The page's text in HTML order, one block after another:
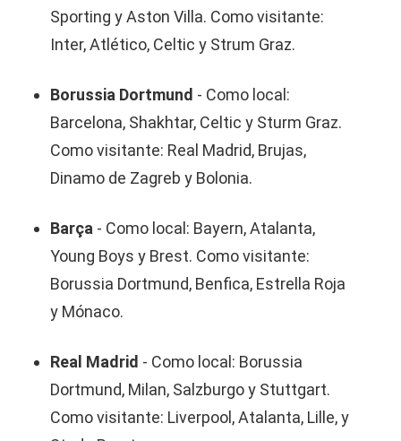
Sporting y Aston Villa. Como visitante:
Inter, Atlético, Celtic y Strum Graz.
Borussia Dortmund - Como local:
Barcelona, Shakhtar, Celtic y Sturm Graz.
Como visitante: Real Madrid, Brujas,
Dinamo de Zagreb y Bolonia.
Barça - Como local: Bayern, Atalanta,
Young Boys y Brest. Como visitante:
Borussia Dortmund, Benfica, Estrella Roja
y Mónaco.
Real Madrid - Como local: Borussia
Dortmund, Milan, Salzburgo y Stuttgart.
Como visitante: Liverpool, Atalanta, Lille, y